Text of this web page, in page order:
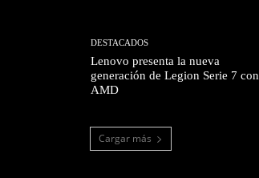
DESTACADOS
Lenovo presenta la nueva
generación de Legion Serie 7 con
AMD
Cargar más